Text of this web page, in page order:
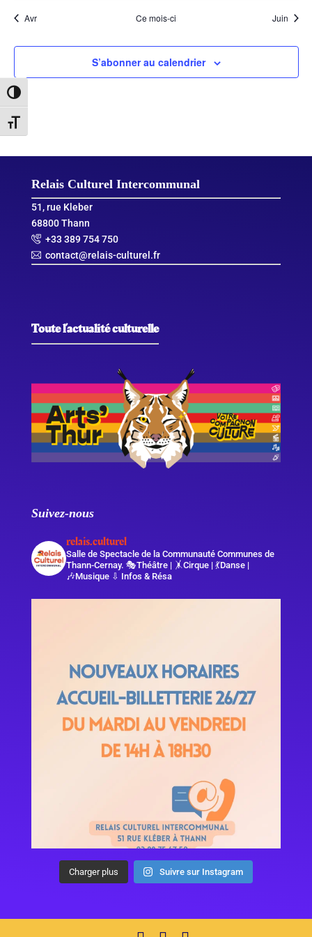
Passer en contraste élevé
Changer la taille de la police
Avr Ce mois-ci Juin
S’abonner au calendrier
Relais Culturel Intercommunal
51, rue Kleber
68800 Thann
+33 389 754 750
contact@relais-culturel.fr
Toute l’actualité culturelle
Suivez-nous
relais.culturel
Salle de Spectacle de la Communauté Communes de
Thann-Cernay. 🎭Théâtre | 🤸Cirque | 💃Danse |
🎶Musique⇩ Infos & Résa
Charger plus Suivre sur Instagram